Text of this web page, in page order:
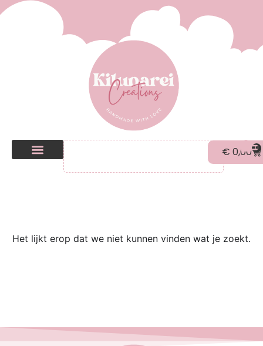
€ 0,00 0
Het lijkt erop dat we niet kunnen vinden wat je zoekt.